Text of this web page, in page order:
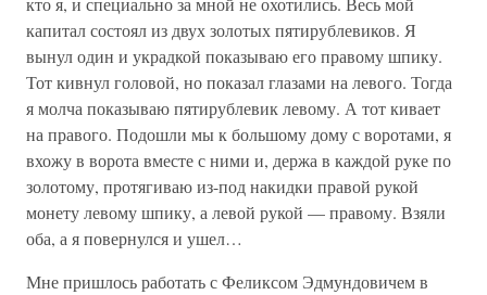
капитал состоял из двух золотых пятирублевиков. Я
вынул один и украдкой показываю его правому шпику.
Тот кивнул головой, но показал глазами на левого. Тогда
я молча показываю пятирублевик левому. А тот кивает
на правого. Подошли мы к большому дому с воротами, я
вхожу в ворота вместе с ними и, держа в каждой руке по
золотому, протягиваю из-под накидки правой рукой
монету левому шпику, а левой рукой — правому. Взяли
оба, а я повернулся и ушел…
Мне пришлось работать с Феликсом Эдмундовичем в